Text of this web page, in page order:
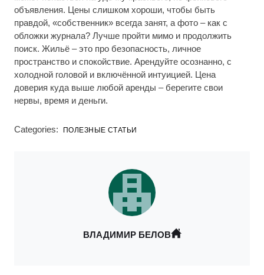
объявления. Цены слишком хороши, чтобы быть
правдой, «собственник» всегда занят, а фото – как с
обложки журнала? Лучше пройти мимо и продолжить
поиск. Жильё – это про безопасность, личное
пространство и спокойствие. Арендуйте осознанно, с
холодной головой и включённой интуицией. Цена
доверия куда выше любой аренды – берегите свои
нервы, время и деньги.
Categories: ПОЛЕЗНЫЕ СТАТЬИ
ВЛАДИМИР БЕЛОВ